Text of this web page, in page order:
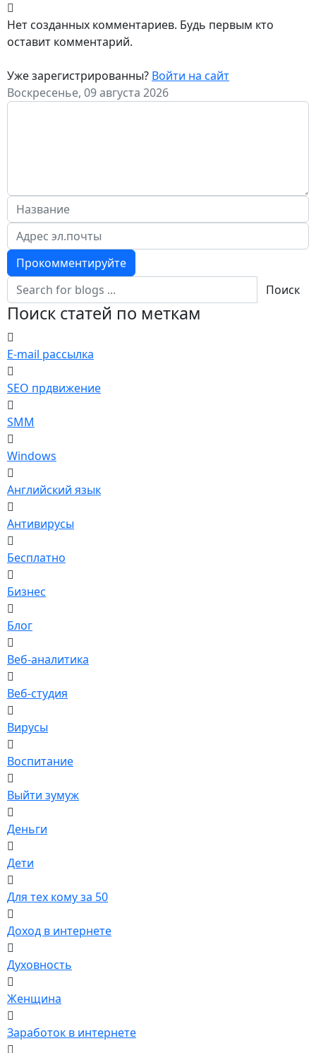
Нет созданных комментариев. Будь первым кто
оставит комментарий.
Уже зарегистрированны? Войти на сайт
Воскресенье, 09 августа 2026
Прокомментируйте
Поиск
Поиск статей по меткам
E-mail рассылка
SEO прдвижение
SMM
Windows
Английский язык
Антивирусы
Бесплатно
Бизнес
Блог
Веб-аналитика
Веб-студия
Вирусы
Воспитание
Выйти зумуж
Деньги
Дети
Для тех кому за 50
Доход в интернете
Духовность
Женщина
Заработок в интернете